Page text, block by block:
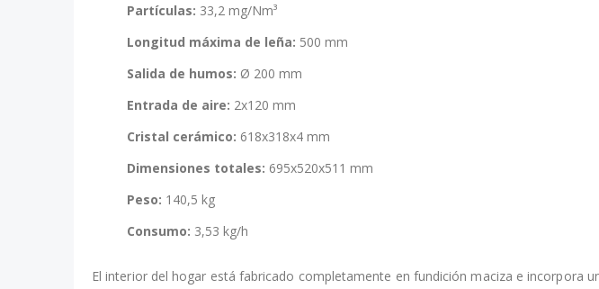
Partículas: 33,2 mg/Nm³
Longitud máxima de leña: 500 mm
Salida de humos: Ø 200 mm
Entrada de aire: 2x120 mm
Cristal cerámico: 618x318x4 mm
Dimensiones totales: 695x520x511 mm
Peso: 140,5 kg
Consumo: 3,53 kg/h
El interior del hogar está fabricado completamente en fundición maciza e incorpora